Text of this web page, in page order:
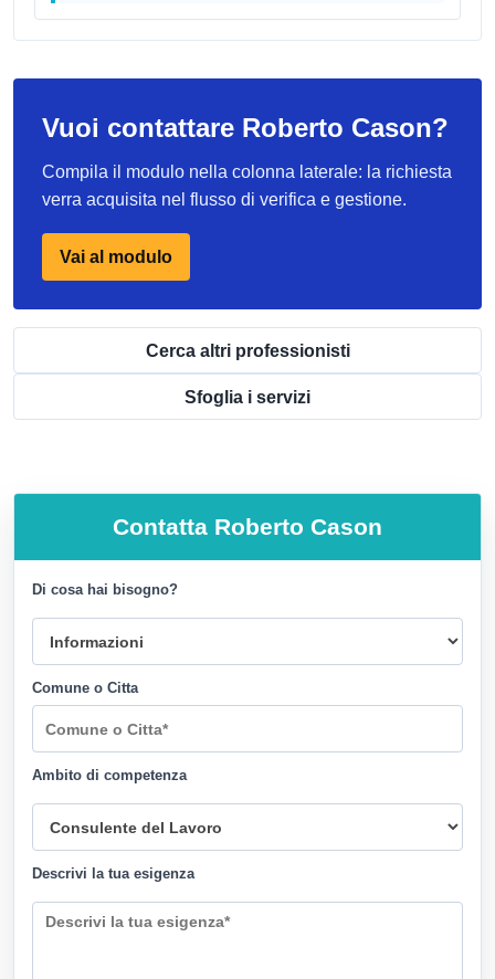
Vuoi contattare Roberto Cason?
Compila il modulo nella colonna laterale: la richiesta
verra acquisita nel flusso di verifica e gestione.
Vai al modulo
Cerca altri professionisti
Sfoglia i servizi
Contatta Roberto Cason
Di cosa hai bisogno?
Comune o Citta
Ambito di competenza
Descrivi la tua esigenza